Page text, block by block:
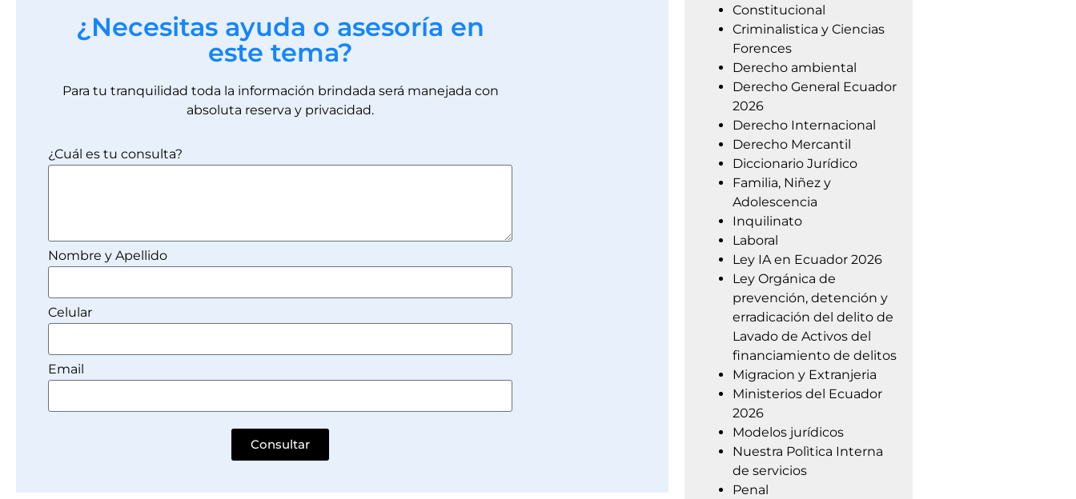
¿Necesitas ayuda o asesoría en
este tema?
Para tu tranquilidad toda la información brindada será manejada con
absoluta reserva y privacidad.
¿Cuál es tu consulta?
Nombre y Apellido
Celular
Email
Consultar
Constitucional
Criminalistica y Ciencias
Forences
Derecho ambiental
Derecho General Ecuador
2026
Derecho Internacional
Derecho Mercantil
Diccionario Jurídico
Familia, Niñez y
Adolescencia
Inquilinato
Laboral
Ley IA en Ecuador 2026
Ley Orgánica de
prevención, detención y
erradicación del delito de
Lavado de Activos del
financiamiento de delitos
Migracion y Extranjeria
Ministerios del Ecuador
2026
Modelos jurídicos
Nuestra Polìtica Interna
de servicios
Penal